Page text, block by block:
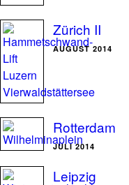
Zürich II
AUGUST 2014
Rotterdam
JULI 2014
Leipzig